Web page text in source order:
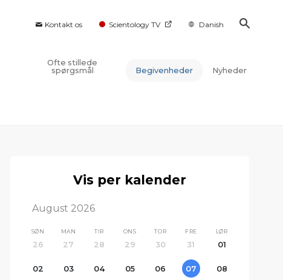
Kontakt os Scientology TV Danish
Ofte stillede
spørgsmål
Begivenheder Nyheder
Vis per kalender
August 2026
SØN
26
MAN
27
TIR
28
ONS
29
TOR
30
FRE
31
LØR
01
02 03 04 05 06 07 08